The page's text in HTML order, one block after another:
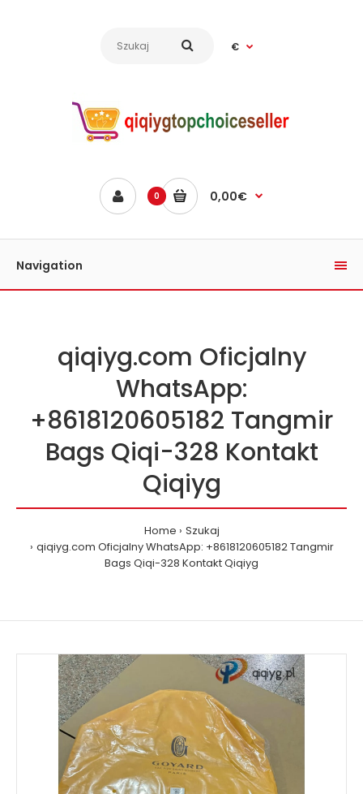
€
0 0,00€
Navigation
qiqiyg.com Oficjalny
WhatsApp:
+8618120605182 Tangmir
Bags Qiqi-328 Kontakt
Qiqiyg
Home
Szukaj
qiqiyg.com Oficjalny WhatsApp: +8618120605182 Tangmir
Bags Qiqi-328 Kontakt Qiqiyg